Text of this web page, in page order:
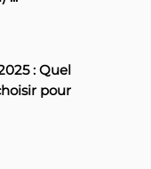
: Quel
pour